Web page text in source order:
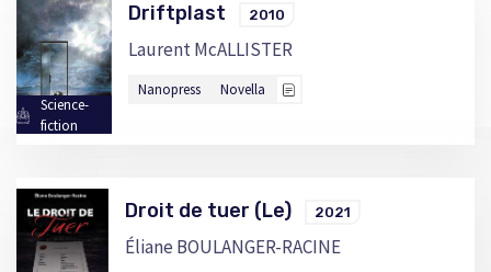
Science-
fiction
Driftplast 2010
Laurent McALLISTER
Nanopress Novella
Droit de tuer (Le) 2021
Éliane BOULANGER-RACINE